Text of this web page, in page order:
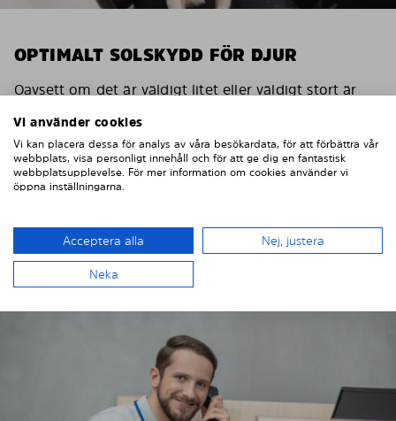
OPTIMALT SOLSKYDD FÖR DJUR
Oavsett om det är väldigt litet eller väldigt stort är
solskydd sänker du värmen på ditt fordon och gör
bilen mer behaglig för djuren om du måste lämna
djuret i bilen en kort stund.
Vi använder cookies
Vi kan placera dessa för analys av våra besökardata, för att förbättra vår
webbplats, visa personligt innehåll och för att ge dig en fantastisk
webbplatsupplevelse. För mer information om cookies använder vi
öppna inställningarna.
Acceptera alla Nej, justera
Neka